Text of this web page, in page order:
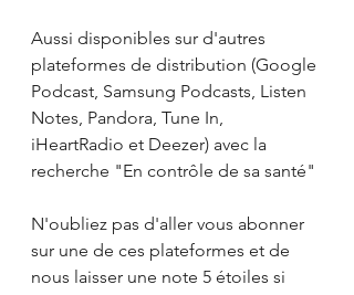
Aussi disponibles sur d'autres
plateformes de distribution (Google
Podcast, Samsung Podcasts, Listen
Notes, Pandora, Tune In,
iHeartRadio et Deezer) avec la
recherche "En contrôle de sa santé"
N'oubliez pas d'aller vous abonner
sur une de ces plateformes et de
nous laisser une note 5 étoiles si